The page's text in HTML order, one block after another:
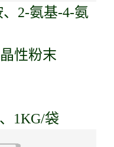
、2-氨基-4-氨
性粉末
1KG/袋